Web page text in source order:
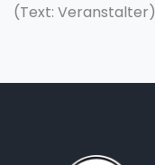
(Text: Veranstalter)